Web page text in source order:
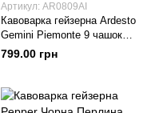
Артикул: AR0809AI
Кавоварка гейзерна Ardesto
Gemini Piemonte 9 чашок
450мл Алюміній
799.00 грн